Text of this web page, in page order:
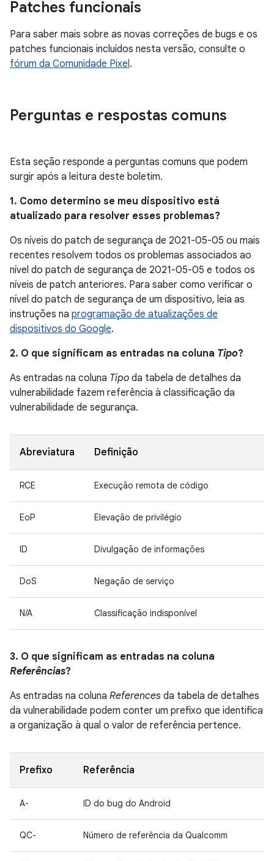
Patches funcionais
Para saber mais sobre as novas correções de bugs e os
patches funcionais incluídos nesta versão, consulte o
fórum da Comunidade Pixel.
Perguntas e respostas comuns
Esta seção responde a perguntas comuns que podem
surgir após a leitura deste boletim.
1. Como determino se meu dispositivo está
atualizado para resolver esses problemas?
Os níveis do patch de segurança de 2021-05-05 ou mais
recentes resolvem todos os problemas associados ao
nível do patch de segurança de 2021-05-05 e todos os
níveis de patch anteriores. Para saber como verificar o
nível do patch de segurança de um dispositivo, leia as
instruções na programação de atualizações de
dispositivos do Google.
2. O que significam as entradas na coluna Tipo?
As entradas na coluna Tipo da tabela de detalhes da
vulnerabilidade fazem referência à classificação da
vulnerabilidade de segurança.
Abreviatura Definição
RCE Execução remota de código
EoP Elevação de privilégio
ID Divulgação de informações
DoS Negação de serviço
N/A Classificação indisponível
3. O que significam as entradas na coluna
Referências?
As entradas na coluna References da tabela de detalhes
da vulnerabilidade podem conter um prefixo que identifica
a organização à qual o valor de referência pertence.
Prefixo Referência
A- ID do bug do Android
QC- Número de referência da Qualcomm